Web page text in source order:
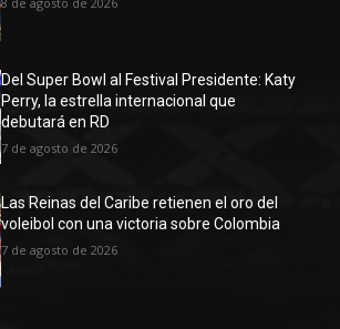
Del Super Bowl al Festival Presidente: Katy
Perry, la estrella internacional que
debutará en RD
7 de agosto de 2026
Las Reinas del Caribe retienen el oro del
voleibol con una victoria sobre Colombia
7 de agosto de 2026